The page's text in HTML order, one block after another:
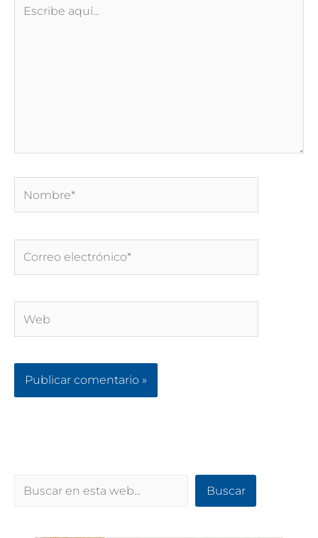
aquí...
electrónico*
Buscar Buscar